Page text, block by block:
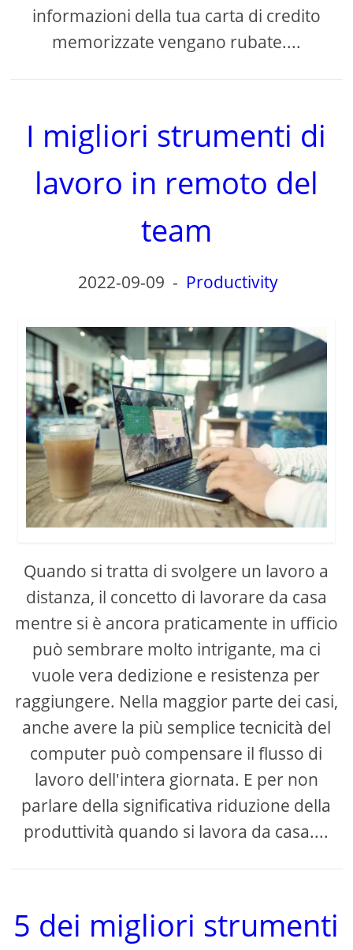
informazioni della tua carta di credito
memorizzate vengano rubate....
I migliori strumenti di
lavoro in remoto del
team
2022-09-09 - Productivity
Quando si tratta di svolgere un lavoro a
distanza, il concetto di lavorare da casa
mentre si è ancora praticamente in ufficio
può sembrare molto intrigante, ma ci
vuole vera dedizione e resistenza per
raggiungere. Nella maggior parte dei casi,
anche avere la più semplice tecnicità del
computer può compensare il flusso di
lavoro dell'intera giornata. E per non
parlare della significativa riduzione della
produttività quando si lavora da casa....
5 dei migliori strumenti